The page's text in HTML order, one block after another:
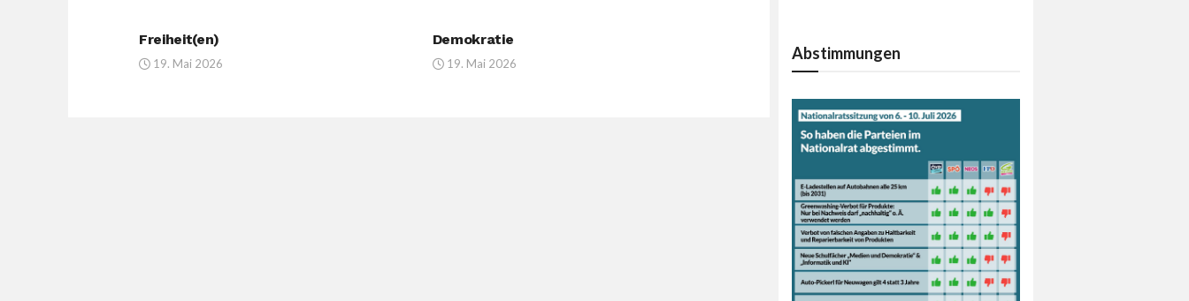
Freiheit(en)
19. Mai 2026
Demokratie
19. Mai 2026
Abstimmungen